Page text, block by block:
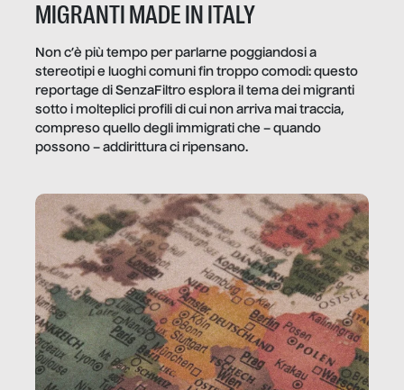
MIGRANTI MADE IN ITALY
Non c’è più tempo per parlarne poggiandosi a
stereotipi e luoghi comuni fin troppo comodi: questo
reportage di SenzaFiltro esplora il tema dei migranti
sotto i molteplici profili di cui non arriva mai traccia,
compreso quello degli immigrati che – quando
possono – addirittura ci ripensano.